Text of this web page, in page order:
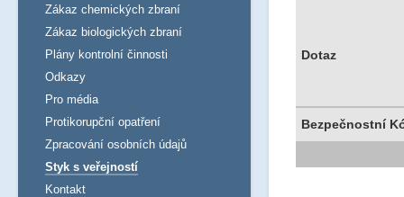
Dotaz
Bezpečnostní
Zákaz chemických zbraní
Zákaz biologických zbraní
Plány kontrolní činnosti
Odkazy
Pro média
Protikorupční opatření
Zpracování osobních údajů
Styk s veřejností
Kontakt